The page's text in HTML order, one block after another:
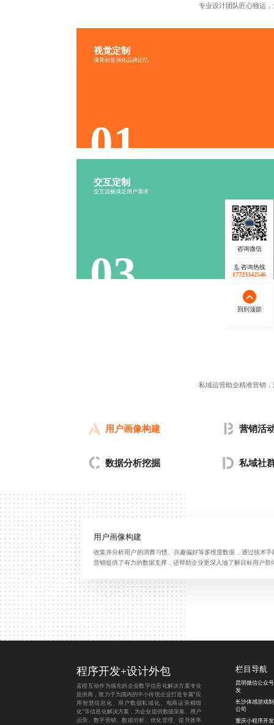
专业设计团队匠心独运
视觉定制
视觉创意强化品牌记忆
01
交互定制
交互流畅满足用户需求
操作便捷
03
私域运营助企精准营销
用户画像构建 营销活
数据分析挖掘 私域社
用户画像构建
收集并分析用户的消费习惯、兴趣偏好等多维度数据，通过技术
营销提供了有力的数据支撑，还帮助企业更深入地了解目标用户
咨询热线
17723342546
回到顶部
程序开发+设计外包
蓝橙互动作为领先的企业数字信息化解决方案专业
提供商，致力于为国内的中小传统企业打造专属“应
用智慧信息化、用户数据私域化、电商运营精细
化”等信息化解决方案，为企业提供数据采集、用户
运营、数字营销、数据分析、优化管理、提升效率
栏目导航
昆明微信公众
发
长沙体感游戏
公司
重庆小程序开